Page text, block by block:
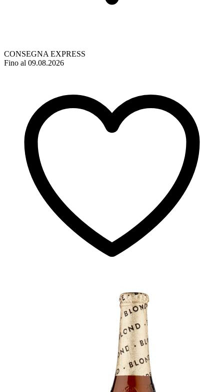
CONSEGNA EXPRESS
Fino al 09.08.2026